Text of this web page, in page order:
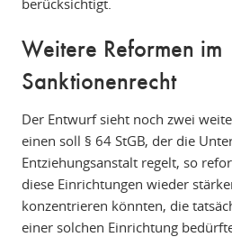
berücksichtigt.
Weitere Reformen im
Sanktionenrecht
Der Entwurf sieht noch zwei
einen soll § 64 StGB, der die
Entziehungsanstalt regelt, so
diese Einrichtungen wieder
konzentrieren könnten, die
einer solchen Einrichtung